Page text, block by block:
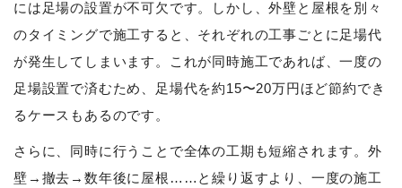
には足場の設置が不可欠です。しかし、外壁と屋根を別々
のタイミングで施工すると、それぞれの工事ごとに足場代
が発生してしまいます。これが同時施工であれば、一度の
足場設置で済むため、足場代を約15〜20万円ほど節約でき
るケースもあるのです。
さらに、同時に行うことで全体の工期も短縮されます。外
壁→撤去→数年後に屋根……と繰り返すより、一度の施工